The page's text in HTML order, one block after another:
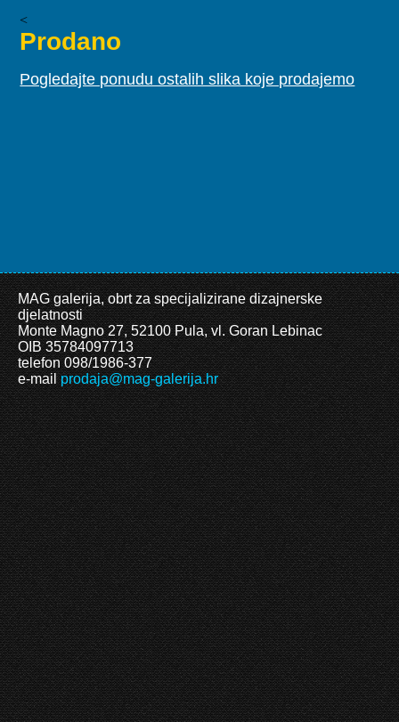
<
Prodano
Pogledajte ponudu ostalih slika koje prodajemo
MAG galerija, obrt za specijalizirane dizajnerske
djelatnosti
Monte Magno 27, 52100 Pula, vl. Goran Lebinac
OIB 35784097713
telefon 098/1986-377
e-mailprodaja@mag-galerija.hr